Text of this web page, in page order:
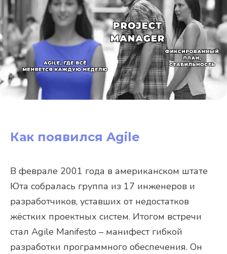
Как появился Agile
В феврале 2001 года в американском штате
Юта собралась группа из 17 инженеров и
разработчиков, уставших от недостатков
жёстких проектных систем. Итогом встречи
стал Agile Manifesto – манифест гибкой
разработки программного обеспечения. Он